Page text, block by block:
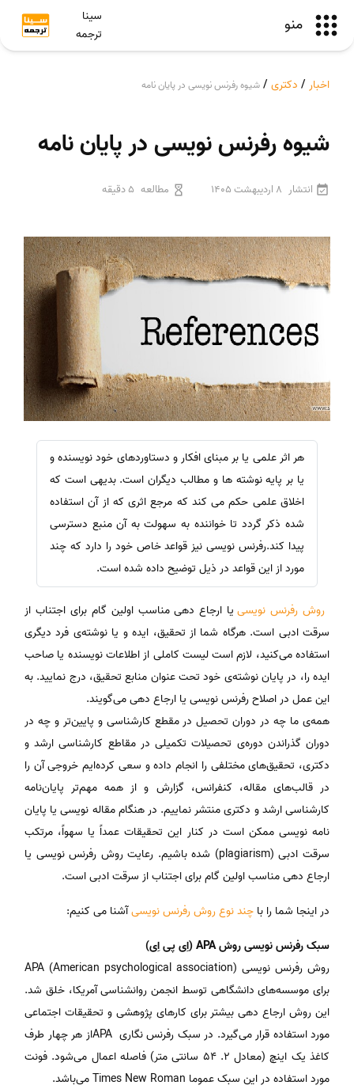
منو
سینا
ترجمه
اخبار / دکتری / شیوه رفرنس نویسی در پایان نامه
شیوه رفرنس نویسی در پایان نامه
انتشار 8 اردیبهشت 1405 مطالعه 5 دقیقه
هر اثر علمی یا بر مبنای افکار و دستاوردهای خود نویسنده و
یا بر پایه نوشته ها و مطالب دیگران است. بدیهی است که
اخلاق علمی حکم می کند که مرجع اثری که از آن استفاده
شده ذکر گردد تا خواننده به سهولت به آن منبع دسترسی
پیدا کند.رفرنس نویسی نیز قواعد خاص خود را دارد که چند
مورد از این قواعد در ذیل توضیح داده شده است.
روش رفرنس نویسییا ارجاع دهی مناسب اولین گام برای اجتناب از
سرقت ادبی است. هرگاه شما از تحقیق، ایده و یا نوشته‌ی فرد دیگری
استفاده می‌کنید، لازم است لیست کاملی از اطلاعات نویسنده یا صاحب
ایده را، در پایان نوشته‌ی خود تحت عنوان منابع تحقیق، درج نمایید. به
این عمل در اصلاح رفرنس نویسی یا ارجاع دهی می‌گویند.
همه‌ی ما چه در دوران تحصیل در مقطع کارشناسی و پایین‌تر و چه در
دوران گذراندن دوره‌ی تحصیلات تکمیلی در مقاطع کارشناسی ارشد و
دکتری، تحقیق‌های مختلفی را انجام داده و سعی کرده‌ایم خروجی آن را
در قالب‌های مقاله، کنفرانس، گزارش و از همه مهم‌تر پایان‌نامه
کارشناسی ارشد و دکتری منتشر نماییم. در هنگام مقاله نویسی یا پایان
نامه نویسی ممکن است در کنار این تحقیقات عمداً یا سهواً، مرتکب
سرقت ادبی (plagiarism) شده باشیم. رعایت روش رفرنس نویسی یا
ارجاع دهی مناسب اولین گام برای اجتناب از سرقت ادبی است.
در اینجا شما را با چند نوع روش رفرنس نویسیآشنا می کنیم:
سبک رفرنس نویسی روش APA (اِی پی اِی)
روش رفرنس نویسی APA (American psychological association)
برای موسسه‌های دانشگاهی توسط انجمن روانشناسی آمریکا، خلق شد.
این روش ارجاع دهی بیشتر برای کارهای پژوهشی و تحقیقات اجتماعی
مورد استفاده قرار می‌گیرد. در سبک رفرنس نگاری APAاز هر چهار طرف
کاغذ یک اینچ (معادل ۲. ۵۴ سانتی متر) فاصله اعمال می‌شود. فونت
مورد استفاده در این سبک عموما Times New Roman می‌باشد.